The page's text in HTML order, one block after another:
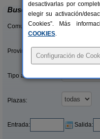
Buscar
Comunidades:
Provincias/Islas:
Tipo alquiler:
Plazas:
Entrada: Salida:
desactivarlas por
elegir su activación/
Cookies”. Más
COOKIES.